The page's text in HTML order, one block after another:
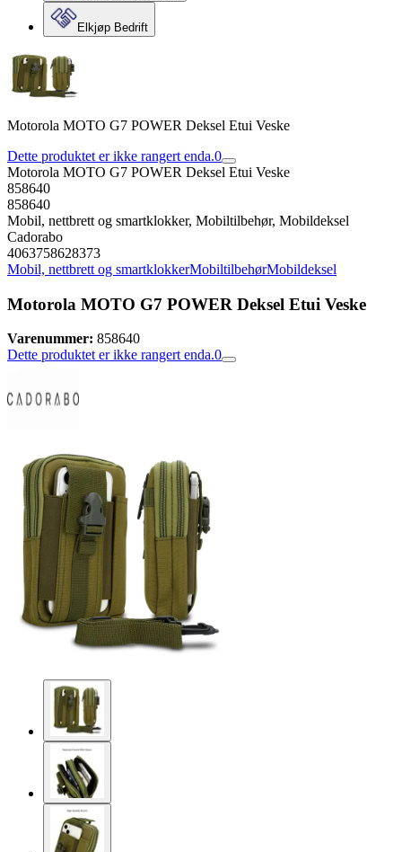
Elkjøp Bedrift
Motorola MOTO G7 POWER Deksel Etui Veske
Dette produktet er ikke rangert enda.0
Motorola MOTO G7 POWER Deksel Etui Veske
858640
858640
Mobil, nettbrett og smartklokker, Mobiltilbehør, Mobildeksel
Cadorabo
4063758628373
Mobil, nettbrett og smartklokkerMobiltilbehørMobildeksel
Motorola MOTO G7 POWER Deksel Etui Veske
Varenummer: 858640
Dette produktet er ikke rangert enda.0